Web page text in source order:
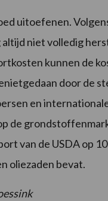
uitoefenen.
altijd niet volledig
kunnen de
door de
en
de
van de USDA op
oliezaden bevat.